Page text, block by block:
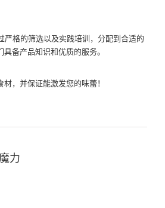
严格的筛选以及实践培训，分配到合适的
备产品知识和优质的服务。
，并保证能激发您的味蕾！
力